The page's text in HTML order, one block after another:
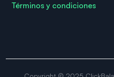
Términos y condiciones